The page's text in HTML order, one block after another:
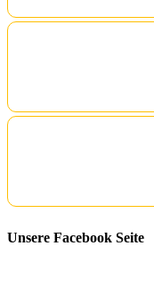
Unsere Facebook Seite